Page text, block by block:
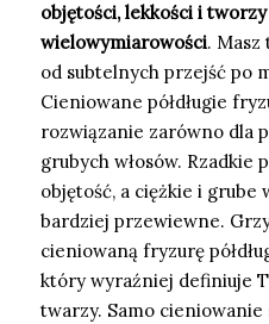
objętości, lekkości i
wielowymiarowości. Masz
od subtelnych przejść po
Cieniowane półdługie
rozwiązanie zarówno dla
grubych włosów. Rzadkie
objętość, a ciężkie i grube
bardziej przewiewne.
cieniowaną fryzurę
który wyraźniej definiuje
twarzy. Samo cieniowanie